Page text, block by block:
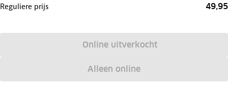
Reguliere prijs 49,95
Online uitverkocht
Alleen online